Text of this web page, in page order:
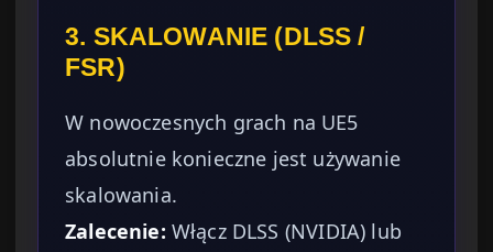
3. SKALOWANIE (DLSS /
FSR)
W nowoczesnych grach na UE5
absolutnie konieczne jest używanie
skalowania.
Zalecenie: Włącz DLSS (NVIDIA) lub